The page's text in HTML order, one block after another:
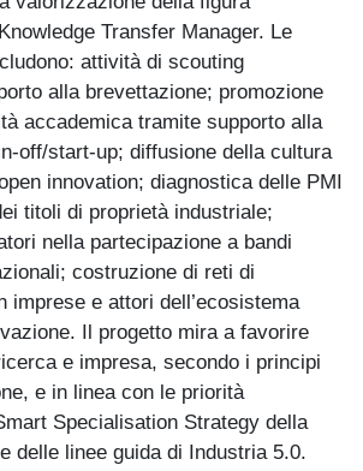
Transfer Manager. Le
attività di scouting
alla brevettazione; promozione
accademica tramite supporto alla
off/start-up; diffusione della cultura
innovation; diagnostica delle PMI
titoli di proprietà industriale;
nella partecipazione a bandi
costruzione di reti di
imprese e attori dell’ecosistema
Il progetto mira a favorire
e impresa, secondo i principi
e in linea con le priorità
Specialisation Strategy della
delle linee guida di Industria 5.0.